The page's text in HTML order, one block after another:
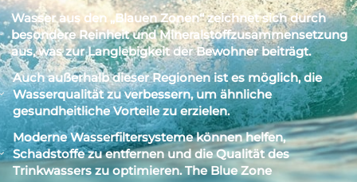
Wasser aus den „Blauen Zonen“ zeichnet sich durch
besondere Reinheit und Mineralstoffzusammensetzung
aus, was zur Langlebigkeit der Bewohner beiträgt.
Auch außerhalb dieser Regionen ist es möglich, die
Wasserqualität zu verbessern, um ähnliche
gesundheitliche Vorteile zu erzielen.
Moderne Wasserfiltersysteme können helfen,
Schadstoffe zu entfernen und die Qualität des
Trinkwassers zu optimieren. The Blue Zone